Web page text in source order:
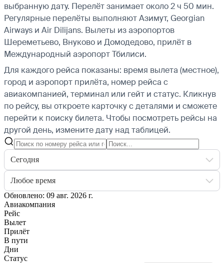
выбранную дату. Перелёт занимает около 2 ч 50 мин.
Регулярные перелёты выполняют Азимут, Georgian
Airways и Air Dilijans. Вылеты из аэропортов
Шереметьево, Внуково и Домодедово, прилёт в
Международный аэропорт Тбилиси.
Для каждого рейса показаны: время вылета (местное),
город и аэропорт прилёта, номер рейса с
авиакомпанией, терминал или гейт и статус. Кликнув
по рейсу, вы откроете карточку с деталями и сможете
перейти к поиску билета. Чтобы посмотреть рейсы на
другой день, измените дату над таблицей.
Сегодня
Любое время
Обновлено: 09 авг. 2026 г.
Авиакомпания
Рейс
Вылет
Прилёт
В пути
Дни
Статус